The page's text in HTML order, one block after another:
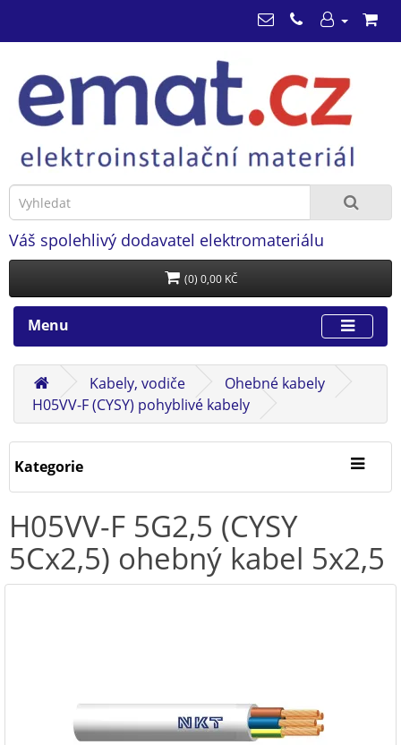
Váš spolehlivý dodavatel elektromateriálu
(0) 0,00 KČ
Menu
Kabely, vodiče
Ohebné kabely
H05VV-F (CYSY) pohyblivé kabely
Kategorie
H05VV-F 5G2,5 (CYSY
5Cx2,5) ohebný kabel 5x2,5